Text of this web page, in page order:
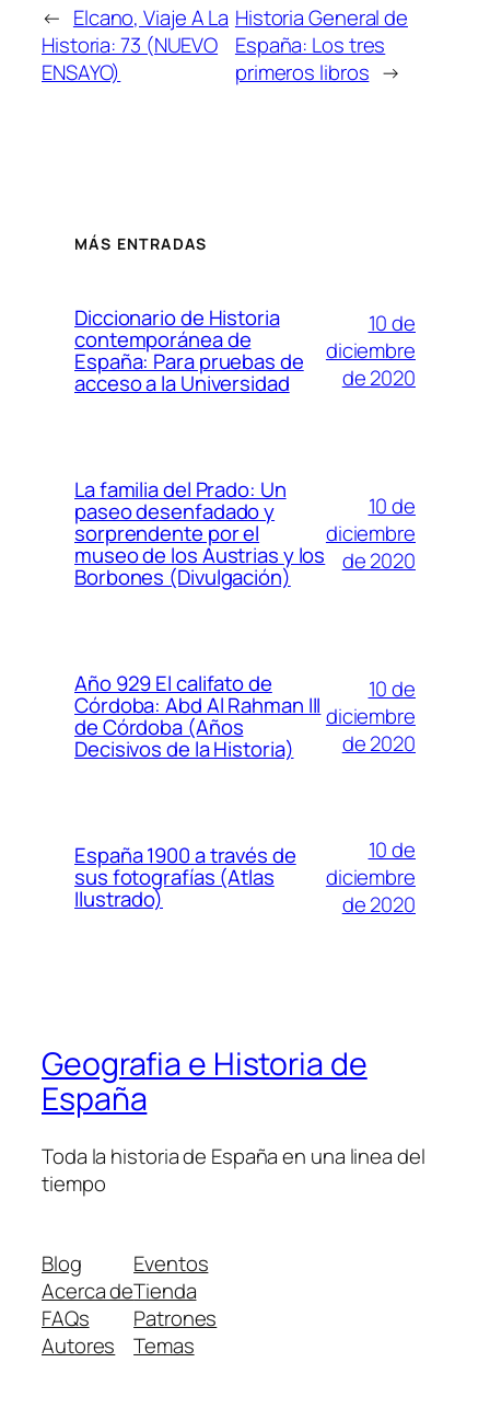
← Elcano, Viaje A La
Historia: 73 (NUEVO
ENSAYO)
Historia General de
España: Los tres
primeros libros →
MÁS ENTRADAS
Diccionario de Historia
contemporánea de
España: Para pruebas de
acceso a la Universidad
10 de
diciembre
de 2020
La familia del Prado: Un
paseo desenfadado y
sorprendente por el
museo de los Austrias y los
Borbones (Divulgación)
10 de
diciembre
de 2020
Año 929 El califato de
Córdoba: Abd Al Rahman III
de Córdoba (Años
Decisivos de la Historia)
10 de
diciembre
de 2020
España 1900 a través de
sus fotografías (Atlas
Ilustrado)
10 de
diciembre
de 2020
Geografia e Historia de
España
Toda la historia de España en una linea del
tiempo
Blog
Acerca de
FAQs
Autores
Eventos
Tienda
Patrones
Temas